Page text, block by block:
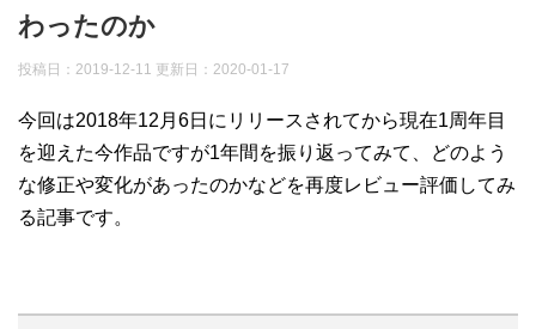
わったのか
投稿日：2019-12-11 更新日： 2020-01-17
今回は2018年12月6日にリリースされてから現在1周年目
を迎えた今作品ですが1年間を振り返ってみて、どのよう
な修正や変化があったのかなどを再度レビュー評価してみ
る記事です。